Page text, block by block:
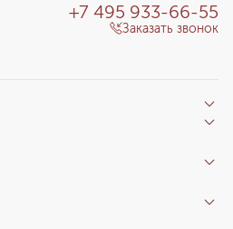
+7 495 933-66-55
Заказать звонок